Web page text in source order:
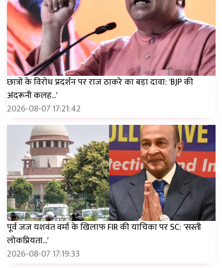
छात्रों के विरोध प्रदर्शन पर राज ठाकरे का बड़ा दावा: 'BJP की
अंदरूनी कलह...'
2026-08-07 17:21:42
पूर्व जज यशवंत वर्मा के खिलाफ FIR की याचिका पर SC: 'सस्ती
लोकप्रियता...'
2026-08-07 17:19:33